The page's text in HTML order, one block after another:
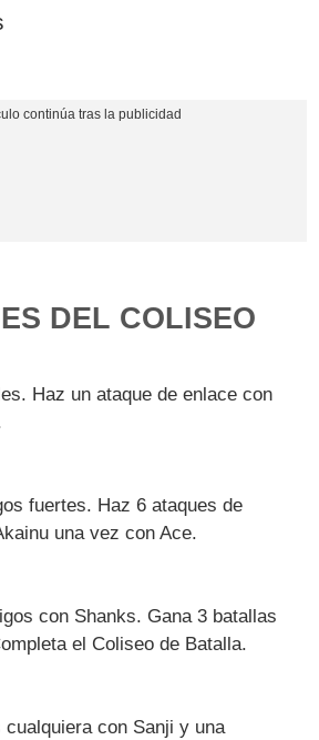
DEL COLISEO
Haz un ataque de enlace con
fuertes. Haz 6 ataques de
una vez con Ace.
con Shanks. Gana 3 batallas
el Coliseo de Batalla.
con Sanji y una